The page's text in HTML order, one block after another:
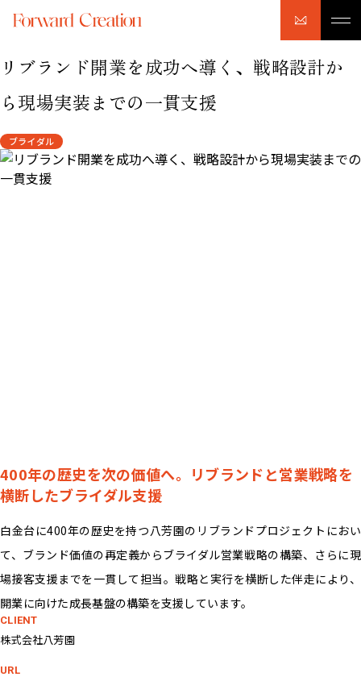
リブランド開業を成功へ導く、戦略設計か
ら現場実装までの一貫支援
ブライダル
400年の歴史を次の価値へ。リブランドと営業戦略を
横断したブライダル支援
白金台に400年の歴史を持つ八芳園のリブランドプロジェクトにおい
て、ブランド価値の再定義からブライダル営業戦略の構築、さらに現
場接客支援までを一貫して担当。戦略と実行を横断した伴走により、
開業に向けた成長基盤の構築を支援しています。
CLIENT
株式会社八芳園
URL